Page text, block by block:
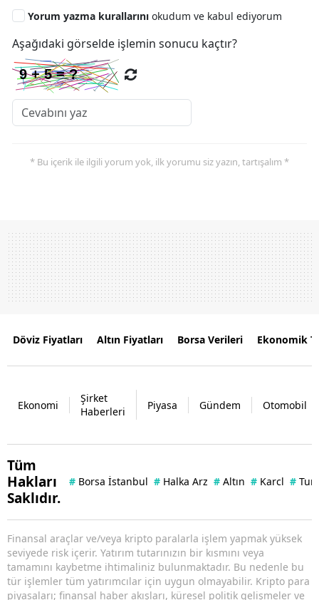
Yorum yazma kurallarını okudum ve kabul ediyorum
Aşağıdaki görselde işlemin sonucu kaçtır?
* Bu içerik ile ilgili yorum yok, ilk yorumu siz yazın, tartışalım *
Döviz Fiyatları Altın Fiyatları Borsa Verileri Ekonomik
Ekonomi
Şirket
Haberleri
Piyasa Gündem Otomobil
Tüm
Hakları
Saklıdır.
# Borsa İstanbul # Halka Arz # Altın # Karcl #
Finansal araçlar ve/veya kripto paralarla işlem yapmak yüksek
seviyede risk içerir. Yatırım tutarınızın bir kısmını veya
tamamını kaybetme ihtimaliniz bulunmaktadır. Bu nedenle bu
tür işlemler tüm yatırımcılar için uygun olmayabilir. Kripto para
piyasaları; finansal haber akışları, küresel politik gelişmeler ve